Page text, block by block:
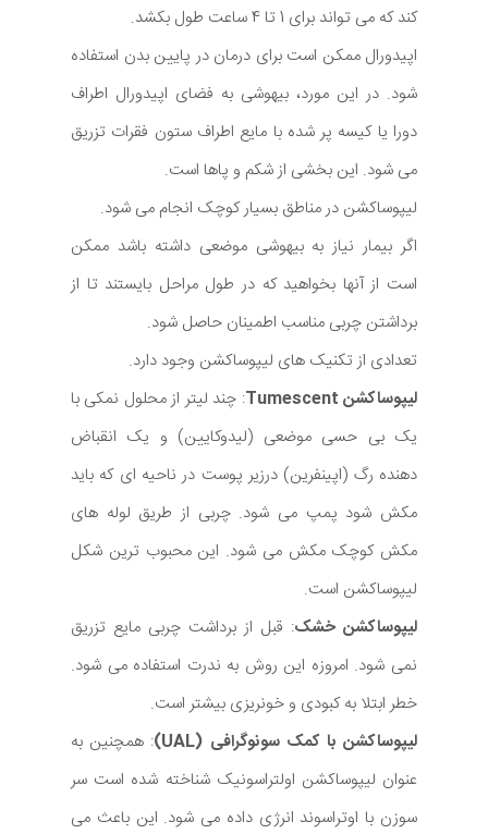
کند که می تواند برای 1 تا 4 ساعت طول بکشد.
اپیدورال ممکن است برای درمان در پایین بدن استفاده
شود. در این مورد، بیهوشی به فضای اپیدورال اطراف
دورا یا کیسه پر شده با مایع اطراف ستون فقرات تزریق
می شود. این بخشی از شکم و پاها است.
لیپوساکشن در مناطق بسیار کوچک انجام می شود.
اگر بیمار نیاز به بیهوشی موضعی داشته باشد ممکن
است از آنها بخواهید که در طول مراحل بایستند تا از
برداشتن چربی مناسب اطمینان حاصل شود.
تعدادی از تکنیک های لیپوساکشن وجود دارد.
لیپوساکشن Tumescent
: چند لیتر از محلول نمکی با
یک بی حسی موضعی (لیدوکایین) و یک انقباض
دهنده رگ (اپینفرین) درزیر پوست در ناحیه ای که باید
مکش شود پمپ می شود. چربی از طریق لوله های
مکش کوچک مکش می شود. این محبوب ترین شکل
لیپوساکشن است.
لیپوساکشن خشک: قبل از برداشت چربی مایع تزریق
نمی شود. امروزه این روش به ندرت استفاده می شود.
خطر ابتلا به کبودی و خونریزی بیشتر است.
لیپوساکشن با کمک سونوگرافی (UAL)
: همچنین به
عنوان لیپوساکشن اولتراسونیک شناخته شده است سر
سوزن با اوتراسوند انرژی داده می شود. این باعث می